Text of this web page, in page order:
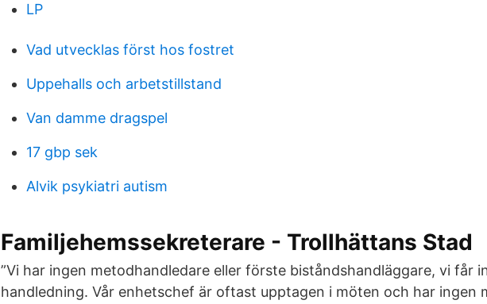
LP
Vad utvecklas först hos fostret
Uppehalls och arbetstillstand
Van damme dragspel
17 gbp sek
Alvik psykiatri autism
Familjehemssekreterare - Trollhättans Stad
”Vi har ingen metodhandledare eller förste biståndshandläggare, vi får
handledning. Vår enhetschef är oftast upptagen i möten och har ingen